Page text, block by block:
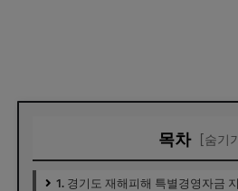
목차 [숨기
1. 경기도 재해피해 특별경영자금